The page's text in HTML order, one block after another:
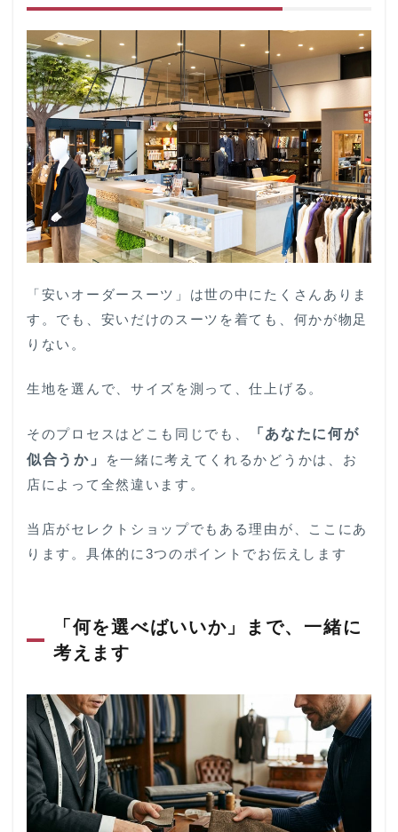
ーダ
ー
ツ、
何が
違う
の？
1.1
「何
を選
べば
いい
か」
ま
で、
に考
す
40代
アル
を知
るフ
ィッ
ター
当
1.3
円〜
2
の数
も名
古
屋・
春日
井屈
指で
す
「安いオーダースーツ」は世の中にたくさんありま
す。でも、安いだけのスーツを着ても、何かが物足
りない。
生地を選んで、サイズを測って、仕上げる。
そのプロセスはどこも同じでも、
「あなたに何が
似合うか」
を一緒に考えてくれるかどうかは、お
店によって全然違います。
当店がセレクトショップでもある理由が、ここにあ
ります。具体的に3つのポイントでお伝えします
「何を選べばいいか」まで、一緒に
考えます